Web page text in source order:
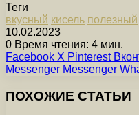
Теги
вкусный кисель полезный
10.02.2023
0 Время чтения: 4 мин.
Facebook X Pinterest
Messenger Messenger
ПОХОЖИЕ СТАТЬИ